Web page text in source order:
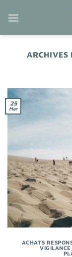
ARCHIVES
25
Mar
ACHATS
VIGILANCE